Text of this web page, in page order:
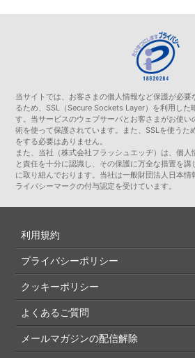
当サイトでは、お客さまの個人情報など保護が必
るため、SSL（Secure Sockets Layer）を利用した
す。当サービスのウェブサーバとお客さまがお使い
術を使って保護されています。また、SSLを使うた
をする必要はありません。
また、当社（株式会社フラッシュエッヂ）は、個
と責任を十分に認識し、その保護に万全な措置を
に取り組んでおります。当社は一般財団法人日本
ライバシーマークの付与認定を受けています。
利用規約
プライバシーポリシー
クッキーポリシー
よくあるご質問
メールマガジンの配信解除